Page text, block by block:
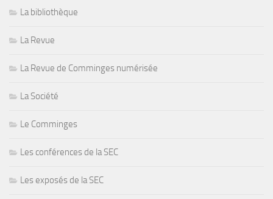
La bibliothèque
La Revue
La Revue de Comminges numérisée
La Société
Le Comminges
Les conférences de la SEC
Les exposés de la SEC